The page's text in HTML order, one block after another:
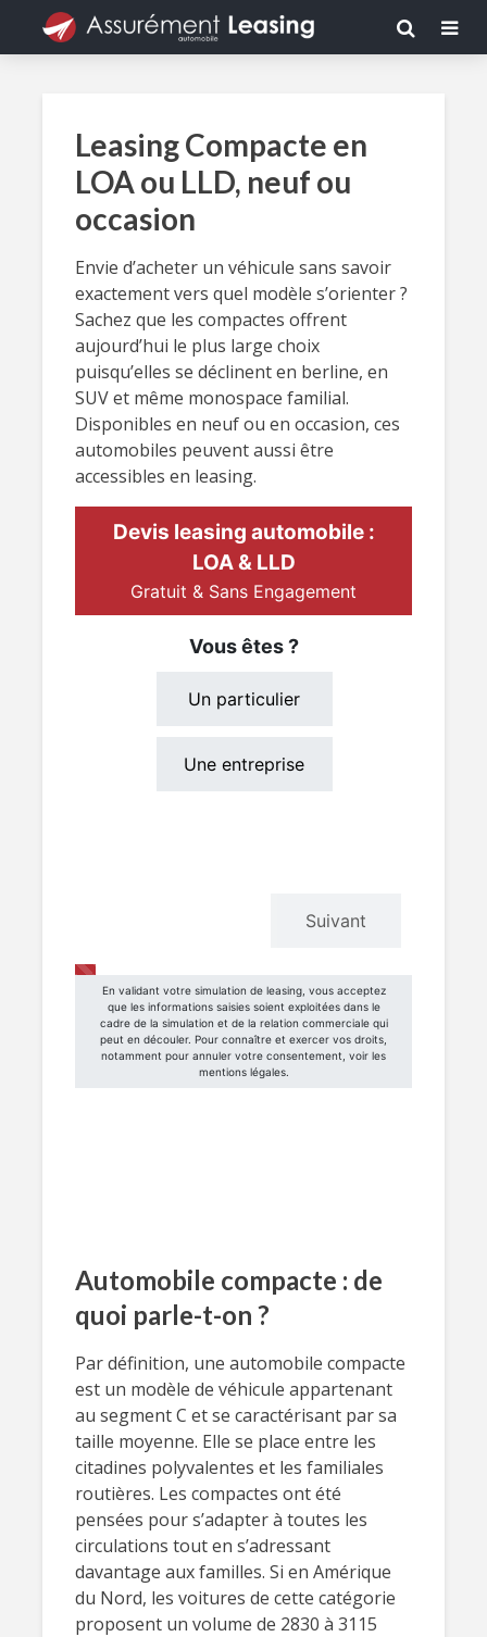
Leasing Compacte en
LOA ou LLD, neuf ou
occasion
Envie d’acheter un véhicule sans savoir
exactement vers quel modèle s’orienter ?
Sachez que les compactes offrent
aujourd’hui le plus large choix
puisqu’elles se déclinent en berline, en
SUV et même monospace familial.
Disponibles en neuf ou en occasion, ces
automobiles peuvent aussi être
accessibles en leasing.
Automobile compacte : de
quoi parle-t-on ?
Par définition, une automobile compacte
est un modèle de véhicule appartenant
au segment C et se caractérisant par sa
taille moyenne. Elle se place entre les
citadines polyvalentes et les familiales
routières. Les compactes ont été
pensées pour s’adapter à toutes les
circulations tout en s’adressant
davantage aux familles. Si en Amérique
du Nord, les voitures de cette catégorie
proposent un volume de 2830 à 3115